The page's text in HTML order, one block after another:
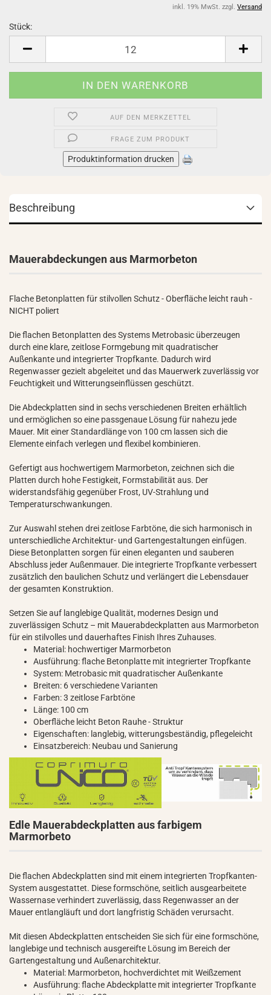
inkl. 19% MwSt. zzgl. Versand
Stück:
AUF DEN MERKZETTEL
FRAGE ZUM PRODUKT
Produktinformation drucken
Beschreibung
Mauerabdeckungen aus Marmorbeton
Flache Betonplatten für stilvollen Schutz - Oberfläche leicht rauh -
NICHT poliert
Die flachen Betonplatten des Systems Metrobasic überzeugen
durch eine klare, zeitlose Formgebung mit quadratischer
Außenkante und integrierter Tropfkante. Dadurch wird
Regenwasser gezielt abgeleitet und das Mauerwerk zuverlässig vor
Feuchtigkeit und Witterungseinflüssen geschützt.
Die Abdeckplatten sind in sechs verschiedenen Breiten erhältlich
und ermöglichen so eine passgenaue Lösung für nahezu jede
Mauer. Mit einer Standardlänge von 100 cm lassen sich die
Elemente einfach verlegen und flexibel kombinieren.
Gefertigt aus hochwertigem Marmorbeton, zeichnen sich die
Platten durch hohe Festigkeit, Formstabilität aus. Der
widerstandsfähig gegenüber Frost, UV-Strahlung und
Temperaturschwankungen.
Zur Auswahl stehen drei zeitlose Farbtöne, die sich harmonisch in
unterschiedliche Architektur- und Gartengestaltungen einfügen.
Diese Betonplatten sorgen für einen eleganten und sauberen
Abschluss jeder Außenmauer. Die integrierte Tropfkante verbessert
zusätzlich den baulichen Schutz und verlängert die Lebensdauer
der gesamten Konstruktion.
Setzen Sie auf langlebige Qualität, modernes Design und
zuverlässigen Schutz – mit Mauerabdeckplatten aus Marmorbeton
für ein stilvolles und dauerhaftes Finish Ihres Zuhauses.
Material: hochwertiger Marmorbeton
Ausführung: flache Betonplatte mit integrierter Tropfkante
System: Metrobasic mit quadratischer Außenkante
Breiten: 6 verschiedene Varianten
Farben: 3 zeitlose Farbtöne
Länge: 100 cm
Oberfläche leicht Beton Rauhe - Struktur
Eigenschaften: langlebig, witterungsbeständig, pflegeleicht
Einsatzbereich: Neubau und Sanierung
Edle Mauerabdeckplatten aus farbigem
Marmorbeto
Die flachen Abdeckplatten sind mit einem integrierten Tropfkanten-
System ausgestattet. Diese formschöne, seitlich ausgearbeitete
Wassernase verhindert zuverlässig, dass Regenwasser an der
Mauer entlangläuft und dort langfristig Schäden verursacht.
Mit diesen Abdeckplatten entscheiden Sie sich für eine formschöne,
langlebige und technisch ausgereifte Lösung im Bereich der
Gartengestaltung und Außenarchitektur.
Material: Marmorbeton, hochverdichtet mit Weißzement
Ausführung: flache Abdeckplatte mit integrierter Tropfkante